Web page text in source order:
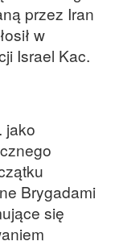
przez Iran
w
Israel Kac.
jako
Brygadami
się